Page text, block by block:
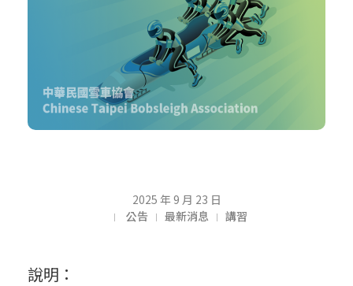
2025 年 9 月 23 日
公告
最新消息 講習
說明：